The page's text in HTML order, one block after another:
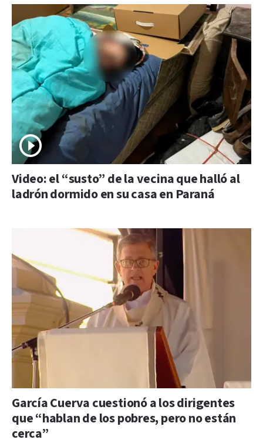
Video: el “susto” de la vecina que halló al
ladrón dormido en su casa en Paraná
García Cuerva cuestionó a los dirigentes
que “hablan de los pobres, pero no están
cerca”